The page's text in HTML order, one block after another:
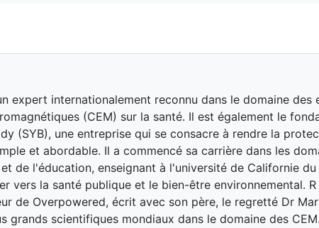
expert internationalement reconnu dans le domaine des
(CEM) sur la santé. Il est également le
(SYB), une entreprise qui se consacre à rendre la
et abordable. Il a commencé sa carrière dans les
de l'éducation, enseignant à l'université de Californie du
vers la santé publique et le bien-être environnemental. R
de Overpowered, écrit avec son père, le regretté Dr
grands scientifiques mondiaux dans le domaine des